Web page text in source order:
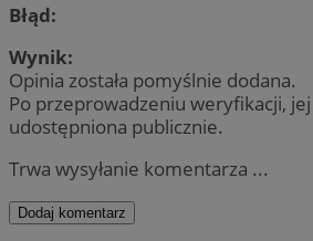
Błąd:
Wynik:
Opinia została pomyślnie dodana.
Po przeprowadzeniu weryfikacji,
udostępniona publicznie.
Trwa wysyłanie komentarza ...
Dodaj komentarz